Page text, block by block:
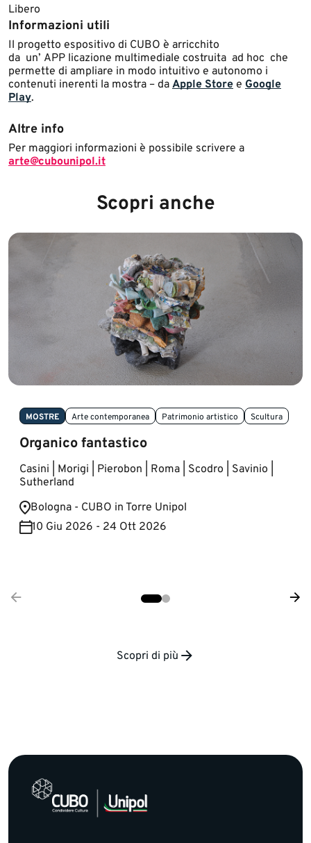
Libero
Informazioni utili
Il progetto espositivo di CUBO è arricchito
da un’ APP licazione multimediale costruita ad hoc che
permette di ampliare in modo intuitivo e autonomo i
contenuti inerenti la mostra – da Apple Store e Google
Play. ​
Altre info
Per maggiori informazioni è possibile scrivere a
arte@cubounipol.it
Scopri anche
MOSTRE Arte contemporanea Patrimonio artistico Scultura
Organico fantastico
Casini | Morigi | Pierobon | Roma | Scodro | Savinio |
Sutherland
Bologna - CUBO in Torre Unipol
10 Giu 2026 - 24 Ott 2026
Scopri di più